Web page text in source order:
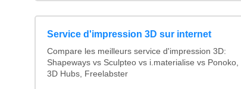
Service d'impression 3D sur internet
Compare les meilleurs service d'impression 3D:
Shapeways vs Sculpteo vs i.materialise vs Ponoko,
3D Hubs, Freelabster